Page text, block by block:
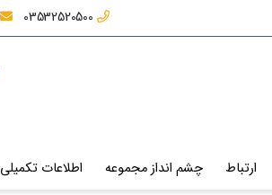
ارتباط چشم انداز مجموعه اطلاعات تکمیلی